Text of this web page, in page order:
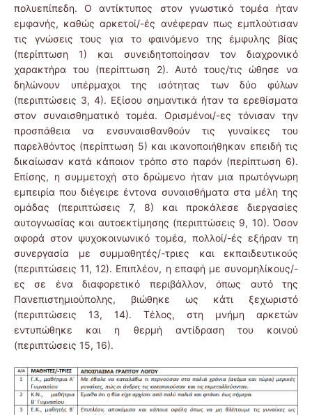
πολυεπίπεδη. Ο αντίκτυπος στον γνωστικό τομέα ήταν
εμφανής, καθώς αρκετοί/-ές ανέφεραν πως εμπλούτισαν
τις γνώσεις τους για το φαινόμενο της έμφυλης βίας
(περίπτωση 1) και συνειδητοποίησαν τον διαχρονικό
χαρακτήρα του (περίπτωση 2). Αυτό τους/τις ώθησε να
δηλώνουν υπέρμαχοι της ισότητας των δύο φύλων
(περιπτώσεις 3, 4). Εξίσου σημαντικά ήταν τα ερεθίσματα
στον συναισθηματικό τομέα. Ορισμένοι/-ες τόνισαν την
προσπάθεια να ενσυναισθανθούν τις γυναίκες του
παρελθόντος (περίπτωση 5) και ικανοποιήθηκαν επειδή τις
δικαίωσαν κατά κάποιον τρόπο στο παρόν (περίπτωση 6).
Επίσης, η συμμετοχή στο δρώμενο ήταν μια πρωτόγνωρη
εμπειρία που διέγειρε έντονα συναισθήματα στα μέλη της
ομάδας (περιπτώσεις 7, 8) και προκάλεσε διεργασίες
αυτογνωσίας και αυτοεκτίμησης (περιπτώσεις 9, 10). Όσον
αφορά στον ψυχοκοινωνικό τομέα, πολλοί/-ές εξήραν τη
συνεργασία με συμμαθητές/-τριες και εκπαιδευτικούς
(περιπτώσεις 11, 12). Επιπλέον, η επαφή με συνομηλίκους/-
ες σε ένα διαφορετικό περιβάλλον, όπως αυτό της
Πανεπιστημιούπολης, βιώθηκε ως κάτι ξεχωριστό
(περιπτώσεις 13, 14). Τέλος, στη μνήμη αρκετών
εντυπώθηκε και η θερμή αντίδραση του κοινού
(περιπτώσεις 15, 16).